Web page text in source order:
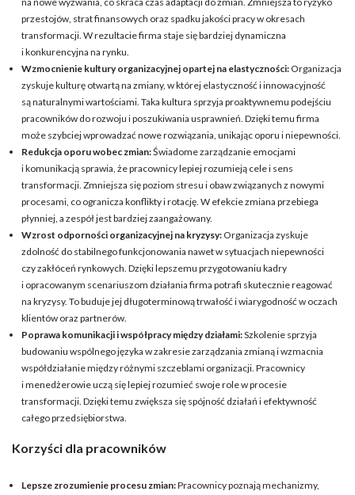
przestojów, strat finansowych oraz spadku jakości pracy w okresach
transformacji. W rezultacie firma staje się bardziej dynamiczna
i konkurencyjna na rynku.
Wzmocnienie kultury organizacyjnej opartej na elastyczności: Organizacja
zyskuje kulturę otwartą na zmiany, w której elastyczność i innowacyjność
są naturalnymi wartościami. Taka kultura sprzyja proaktywnemu podejściu
pracowników do rozwoju i poszukiwania usprawnień. Dzięki temu firma
może szybciej wprowadzać nowe rozwiązania, unikając oporu i niepewności.
Redukcja oporu wobec zmian:Świadome zarządzanie emocjami
i komunikacją sprawia, że pracownicy lepiej rozumieją cele i sens
transformacji. Zmniejsza się poziom stresu i obaw związanych z nowymi
procesami, co ogranicza konflikty i rotację. W efekcie zmiana przebiega
płynniej, a zespół jest bardziej zaangażowany.
Wzrost odporności organizacyjnej na kryzysy: Organizacja zyskuje
zdolność do stabilnego funkcjonowania nawet w sytuacjach niepewności
czy zakłóceń rynkowych. Dzięki lepszemu przygotowaniu kadry
i opracowanym scenariuszom działania firma potrafi skutecznie reagować
na kryzysy. To buduje jej długoterminową trwałość i wiarygodność w oczach
klientów oraz partnerów.
Poprawa komunikacji i współpracy między działami:Szkolenie sprzyja
budowaniu wspólnego języka w zakresie zarządzania zmianą i wzmacnia
współdziałanie między różnymi szczeblami organizacji. Pracownicy
i menedżerowie uczą się lepiej rozumieć swoje role w procesie
transformacji. Dzięki temu zwiększa się spójność działań i efektywność
całego przedsiębiorstwa.
Korzyści dla pracowników
Lepsze zrozumienie procesu zmian:Pracownicy poznają mechanizmy,